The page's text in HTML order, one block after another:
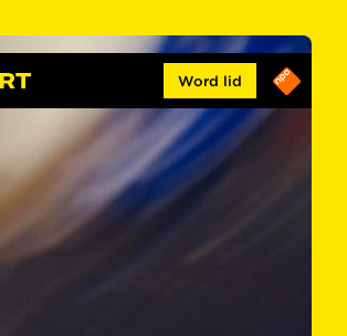
Word lid